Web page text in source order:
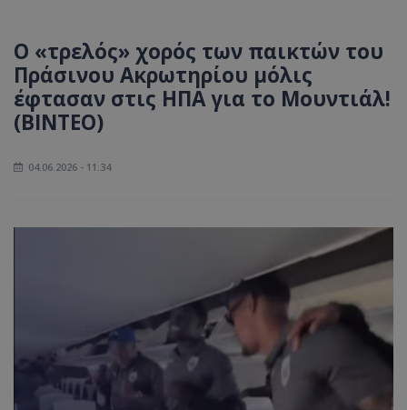
Ο «τρελός» χορός των παικτών του
Πράσινου Ακρωτηρίου μόλις
έφτασαν στις ΗΠΑ για το Μουντιάλ!
(ΒΙΝΤΕΟ)
04.06.2026 - 11:34